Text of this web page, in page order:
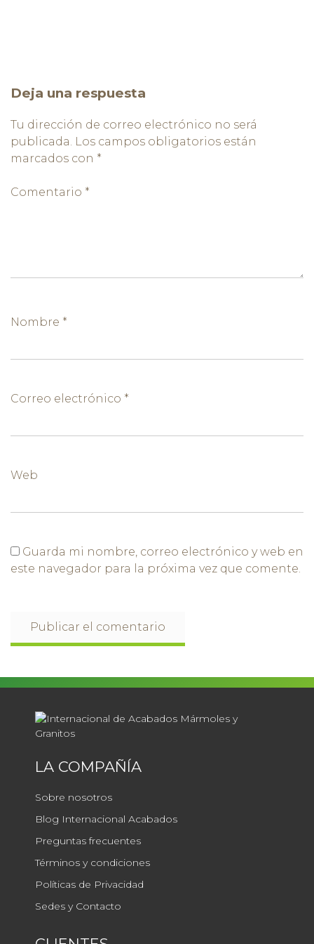
Deja una respuesta
Tu dirección de correo electrónico no será
publicada. Los campos obligatorios están
marcados con *
Comentario *
Nombre *
Correo electrónico *
Web
Guarda mi nombre, correo electrónico y web en
este navegador para la próxima vez que comente.
LA COMPAÑÍA
Sobre nosotros
Blog Internacional Acabados
Preguntas frecuentes
Términos y condiciones
Políticas de Privacidad
Sedes y Contacto